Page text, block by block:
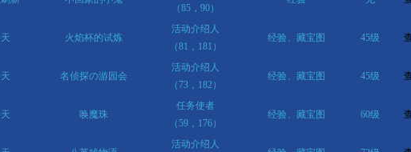
（85，90）
火焰杯的试炼
活动介绍人
（81，181）
经验、藏宝图 45级
名侦探の游园会
活动介绍人
（73，182）
经验、藏宝图 45级
唤魔珠
任务使者
（59，176）
经验、藏宝图 60级
活动介绍人